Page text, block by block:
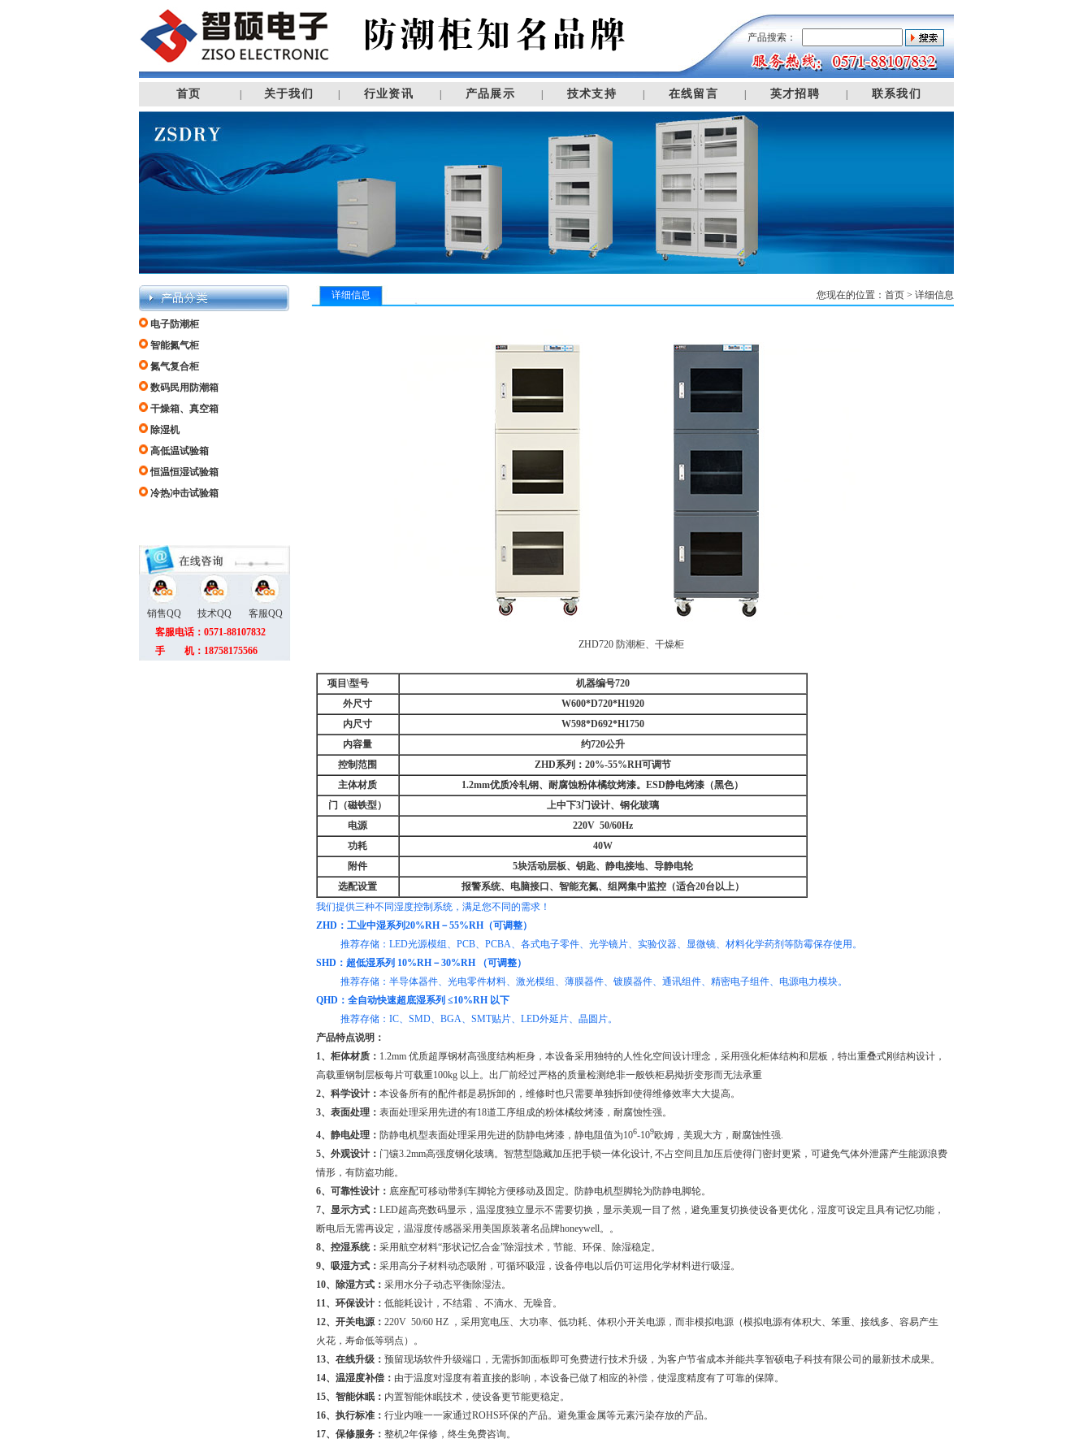
产品搜索：
首页 关于我们 行业资讯 产品展示 技术支持 在线留言 英才招聘 联系我们
电子防潮柜
智能氮气柜
氮气复合柜
数码民用防潮箱
干燥箱、真空箱
除湿机
高低温试验箱
恒温恒湿试验箱
冷热冲击试验箱
销售QQ 技术QQ
客服QQ
客服电话：0571-88107832
手 机：18758175566
详细信息 您现在的位置： 首页> 详细信息
ZHD720 防潮柜、干燥柜
项目\型号 机器编号720
外尺寸
W600*D720*H1920
内尺寸
W598*D692*H1750
内容量
约720公升
控制范围
ZHD系列：20%-55%RH可调节
主体材质
1.2mm优质冷轧钢、耐腐蚀粉体橘纹烤漆。ESD静电烤漆（黑色）
门（磁铁型）
上中下3门设计、钢化玻璃
电源
220V 50/60Hz
功耗
40W
附件
5块活动层板、钥匙、静电接地、导静电轮
选配设置
报警系统、电脑接口、智能充氮、组网集中监控（适合20台以上）
我们提供三种不同湿度控制系统，满足您不同的需求！
ZHD：工业中湿系列20%RH－55%RH（可调整）
推荐存储：LED光源模组、PCB、PCBA、各式电子零件、光学镜片、实验仪器、显微镜、材料化学药剂等防霉保存使用。
SHD：超低湿系列 10%RH－30%RH （可调整）
推荐存储：半导体器件、光电零件材料、激光模组、薄膜器件、镀膜器件、通讯组件、精密电子组件、电源电力模块。
QHD：全自动快速超底湿系列 ≤10%RH 以下
推荐存储：IC、SMD、BGA、SMT贴片、LED外延片、晶圆片。
产品特点说明：
1、柜体材质： 1.2mm 优质超厚钢材高强度结构柜身，本设备采用独特的人性化空间设计理念，采用强化柜体结构和层板，特出重叠式刚结构设计，
高载重钢制层板每片可载重100kg 以上。出厂前经过严格的质量检测绝非一般铁柜易拗折变形而无法承重
2、科学设计： 本设备所有的配件都是易拆卸的，维修时也只需要单独拆卸使得维修效率大大提高。
3、表面处理： 表面处理采用先进的有18道工序组成的粉体橘纹烤漆，耐腐蚀性强。
4、静电处理： 防静电机型表面处理采用先进的防静电烤漆，静电阻值为106-109欧姆，美观大方，耐腐蚀性强.
5、外观设计： 门镶3.2mm高强度钢化玻璃。智慧型隐藏加压把手锁一体化设计, 不占空间且加压后使得门密封更紧，可避免气体外泄露产生能源浪费
情形，有防盗功能。
6、可靠性设计： 底座配可移动带刹车脚轮方便移动及固定。防静电机型脚轮为防静电脚轮。
7、显示方式： LED超高亮数码显示，温湿度独立显示不需要切换，显示美观一目了然，避免重复切换使设备更优化，湿度可设定且具有记忆功能，
断电后无需再设定，温湿度传感器采用美国原装著名品牌honeywell。。
8、控湿系统： 采用航空材料“形状记忆合金”除湿技术，节能、环保、除湿稳定。
9、吸湿方式： 采用高分子材料动态吸附，可循环吸湿，设备停电以后仍可运用化学材料进行吸湿。
10、除湿方式： 采用水分子动态平衡除湿法。
11、环保设计： 低能耗设计，不结霜 、不滴水、无噪音。
12、开关电源： 220V 50/60 HZ ，采用宽电压、大功率、低功耗、体积小开关电源，而非模拟电源（模拟电源有体积大、笨重、接线多、容易产生
火花，寿命低等弱点）。
13、在线升级： 预留现场软件升级端口，无需拆卸面板即可免费进行技术升级，为客户节省成本并能共享智硕电子科技有限公司的最新技术成果。
14、温湿度补偿： 由于温度对湿度有着直接的影响，本设备已做了相应的补偿，使湿度精度有了可靠的保障。
15、智能休眠： 内置智能休眠技术，使设备更节能更稳定。
16、执行标准： 行业内唯一一家通过ROHS环保的产品。避免重金属等元素污染存放的产品。
17、保修服务： 整机2年保修，终生免费咨询。